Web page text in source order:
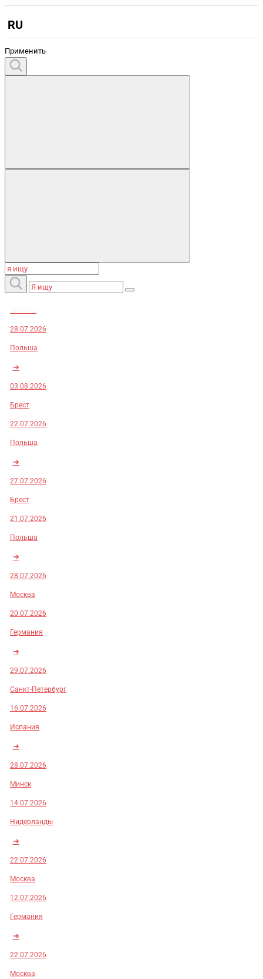
RU
Применить
28.07.2026
Польша
➜
03.08.2026
Брест
22.07.2026
Польша
➜
27.07.2026
Брест
21.07.2026
Польша
➜
28.07.2026
Москва
20.07.2026
Германия
➜
29.07.2026
Санкт-Петербург
16.07.2026
Испания
➜
28.07.2026
Минск
14.07.2026
Нидерланды
➜
22.07.2026
Москва
12.07.2026
Германия
➜
22.07.2026
Москва